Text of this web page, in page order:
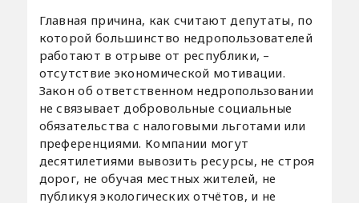
Главная причина, как считают депутаты, по
которой большинство недропользователей
работают в отрыве от республики, –
отсутствие экономической мотивации.
Закон об ответственном недропользовании
не связывает добровольные социальные
обязательства с налоговыми льготами или
преференциями. Компании могут
десятилетиями вывозить ресурсы, не строя
дорог, не обучая местных жителей, не
публикуя экологических отчётов, и не